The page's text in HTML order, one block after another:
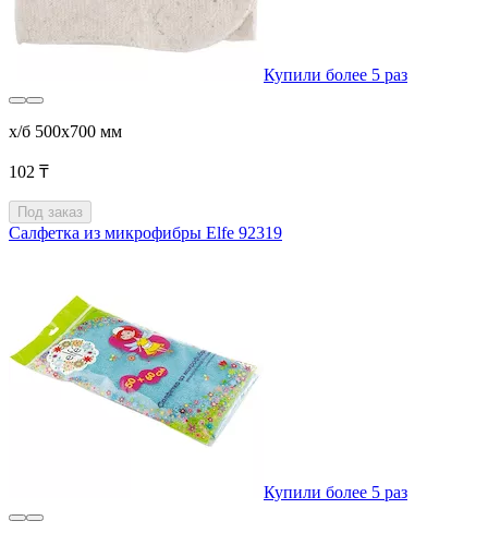
Купили более 5 раз
х/б 500x700 мм
102 ₸
Под заказ
Салфетка из микрофибры Elfe 92319
Купили более 5 раз